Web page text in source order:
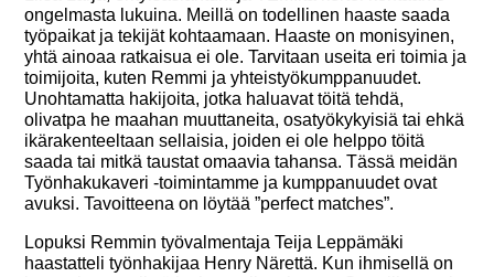
ongelmasta lukuina. Meillä on todellinen haaste saada
työpaikat ja tekijät kohtaamaan. Haaste on monisyinen,
yhtä ainoaa ratkaisua ei ole. Tarvitaan useita eri toimia ja
toimijoita, kuten Remmi ja yhteistyökumppanuudet.
Unohtamatta hakijoita, jotka haluavat töitä tehdä,
olivatpa he maahan muuttaneita, osatyökykyisiä tai ehkä
ikärakenteeltaan sellaisia, joiden ei ole helppo töitä
saada tai mitkä taustat omaavia tahansa. Tässä meidän
Työnhakukaveri -toimintamme ja kumppanuudet ovat
avuksi. Tavoitteena on löytää ”perfect matches”.
Lopuksi Remmin työvalmentaja Teija Leppämäki
haastatteli työnhakijaa Henry Närettä. Kun ihmisellä on